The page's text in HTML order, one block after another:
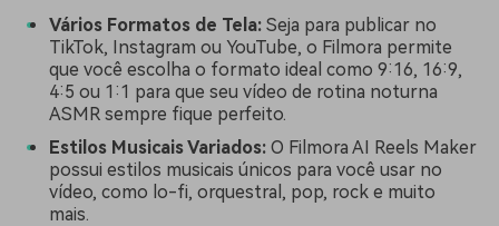
Vários Formatos de Tela: Seja para publicar no
TikTok, Instagram ou YouTube, o Filmora permite
que você escolha o formato ideal como 9:16, 16:9,
4:5 ou 1:1 para que seu vídeo de rotina noturna
ASMR sempre fique perfeito.
Estilos Musicais Variados: O Filmora AI Reels Maker
possui estilos musicais únicos para você usar no
vídeo, como lo-fi, orquestral, pop, rock e muito
mais.